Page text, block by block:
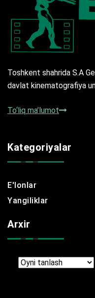
Toshkent shahrida S.A
davlat kinematografiya
To‘liq ma’lumot
Kategoriyalar
E'lonlar
Yangiliklar
Arxir
Arxir